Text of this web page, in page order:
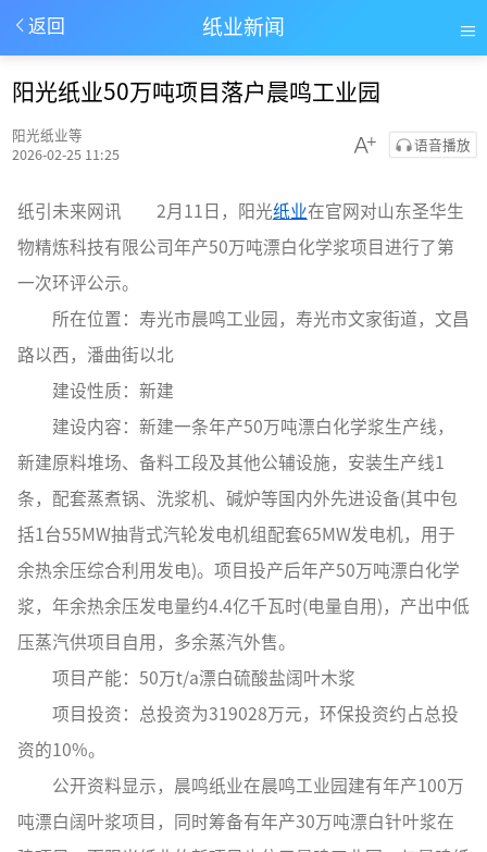
返回 纸业新闻
阳光纸业50万吨项目落户晨鸣工业园
阳光纸业等
2026-02-25 11:25
语音播放
纸引未来网讯 2月11日，阳光纸业在官网对山东圣华生
物精炼科技有限公司年产50万吨漂白化学浆项目进行了第
一次环评公示。
所在位置：寿光市晨鸣工业园，寿光市文家街道，文昌
路以西，潘曲街以北
建设性质：新建
建设内容：新建一条年产50万吨漂白化学浆生产线，
新建原料堆场、备料工段及其他公辅设施，安装生产线1
条，配套蒸煮锅、洗浆机、碱炉等国内外先进设备(其中包
括1台55MW抽背式汽轮发电机组配套65MW发电机，用于
余热余压综合利用发电)。项目投产后年产50万吨漂白化学
浆，年余热余压发电量约4.4亿千瓦时(电量自用)，产出中低
压蒸汽供项目自用，多余蒸汽外售。
项目产能：50万t/a漂白硫酸盐阔叶木浆
项目投资：总投资为319028万元，环保投资约占总投
资的10%。
公开资料显示，晨鸣纸业在晨鸣工业园建有年产100万
吨漂白阔叶浆项目，同时筹备有年产30万吨漂白针叶浆在